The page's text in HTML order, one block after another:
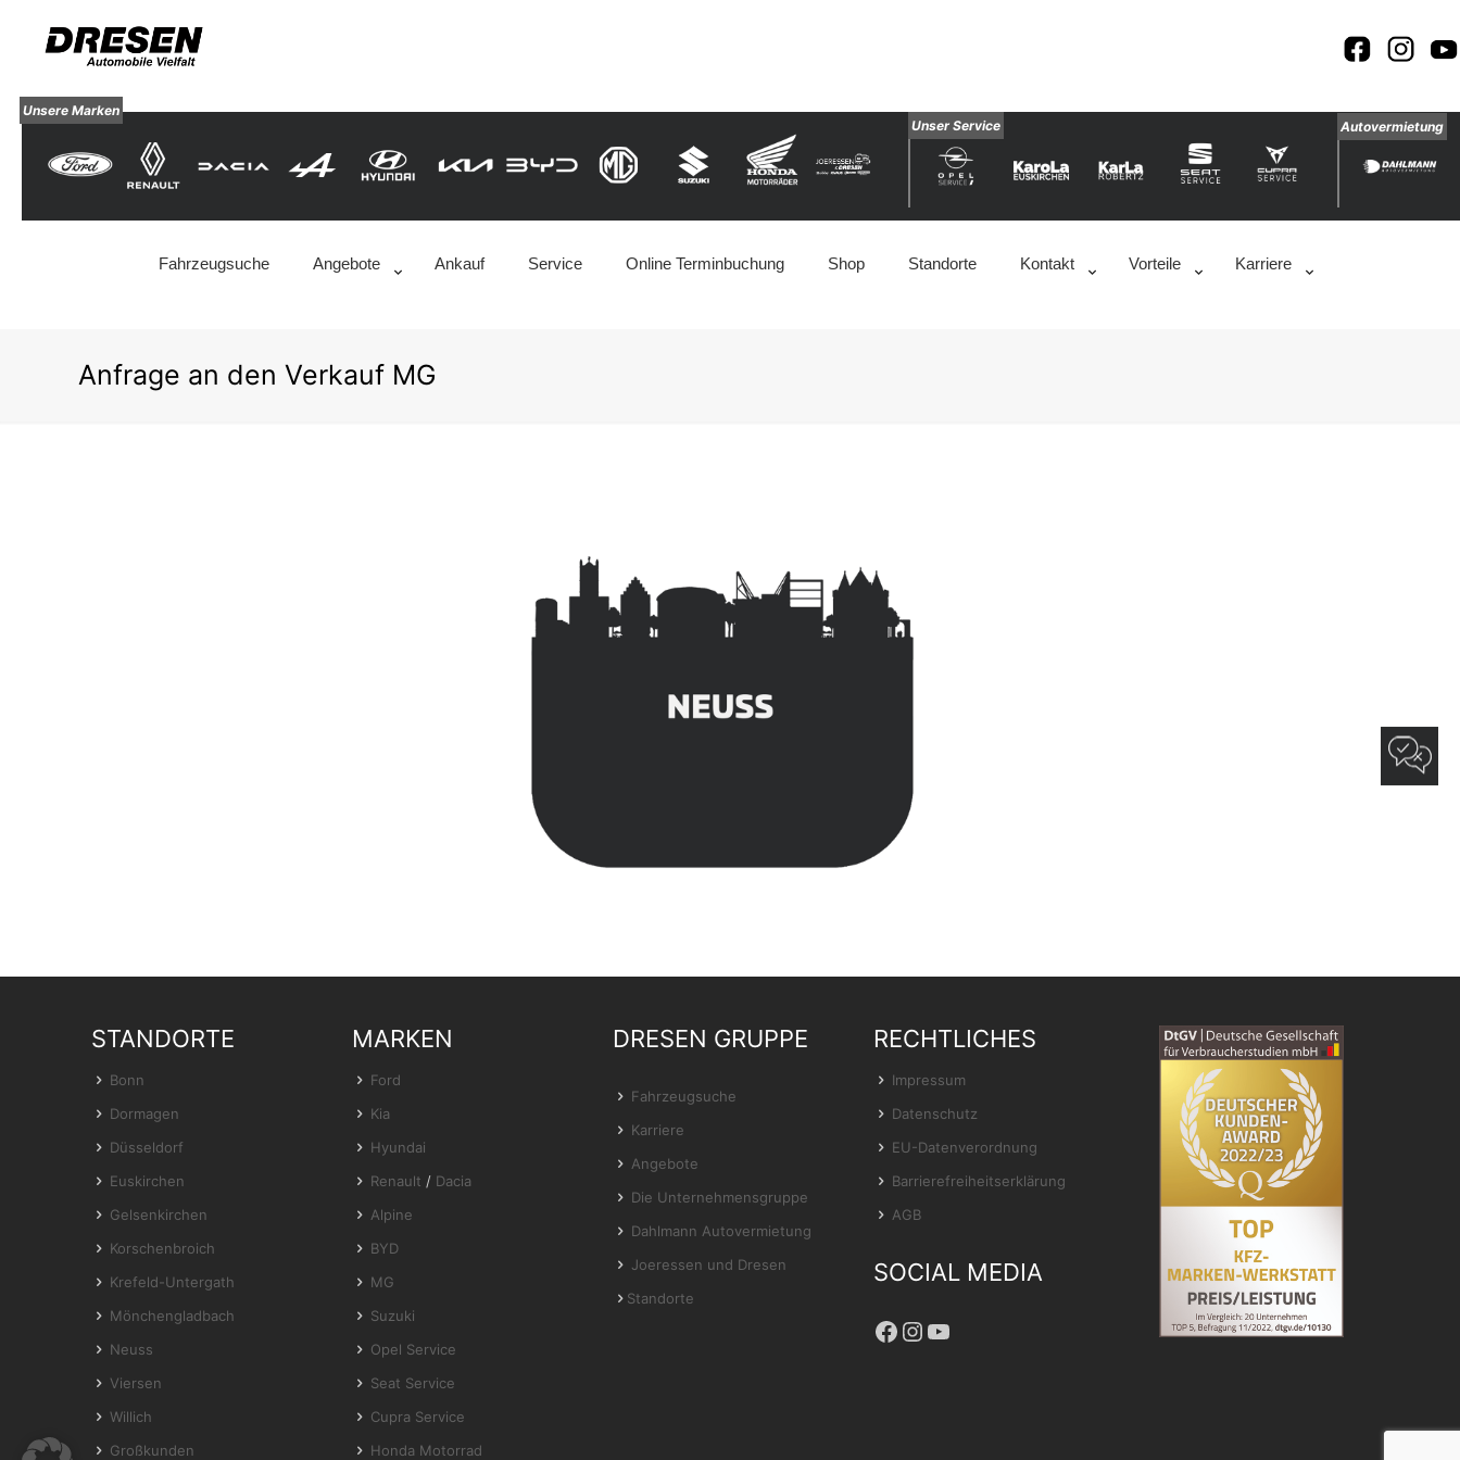
Unsere Marken
Unser Service
Autovermietung
Fahrzeugsuche Angebote Ankauf Service Online Terminbuchung Shop Standorte Kontakt Vorteile Karriere
Anfrage an den Verkauf MG
STANDORTE
Bonn
Dormagen
Düsseldorf
Euskirchen
Gelsenkirchen
Korschenbroich
Krefeld-Untergath
Mönchengladbach
Neuss
Viersen
Willich
Großkunden
MARKEN
Ford
Kia
Hyundai
Renault / Dacia
Alpine
BYD
MG
Suzuki
Opel Service
Seat Service
Cupra Service
Honda Motorrad
DRESEN GRUPPE
Fahrzeugsuche
Karriere
Angebote
Die Unternehmensgruppe
Dahlmann Autovermietung
Joeressen und Dresen
Standorte
RECHTLICHES
Impressum
Datenschutz
EU-Datenverordnung
Barrierefreiheitserklärung
AGB
SOCIAL MEDIA
Facebook
Instagram
YouTube